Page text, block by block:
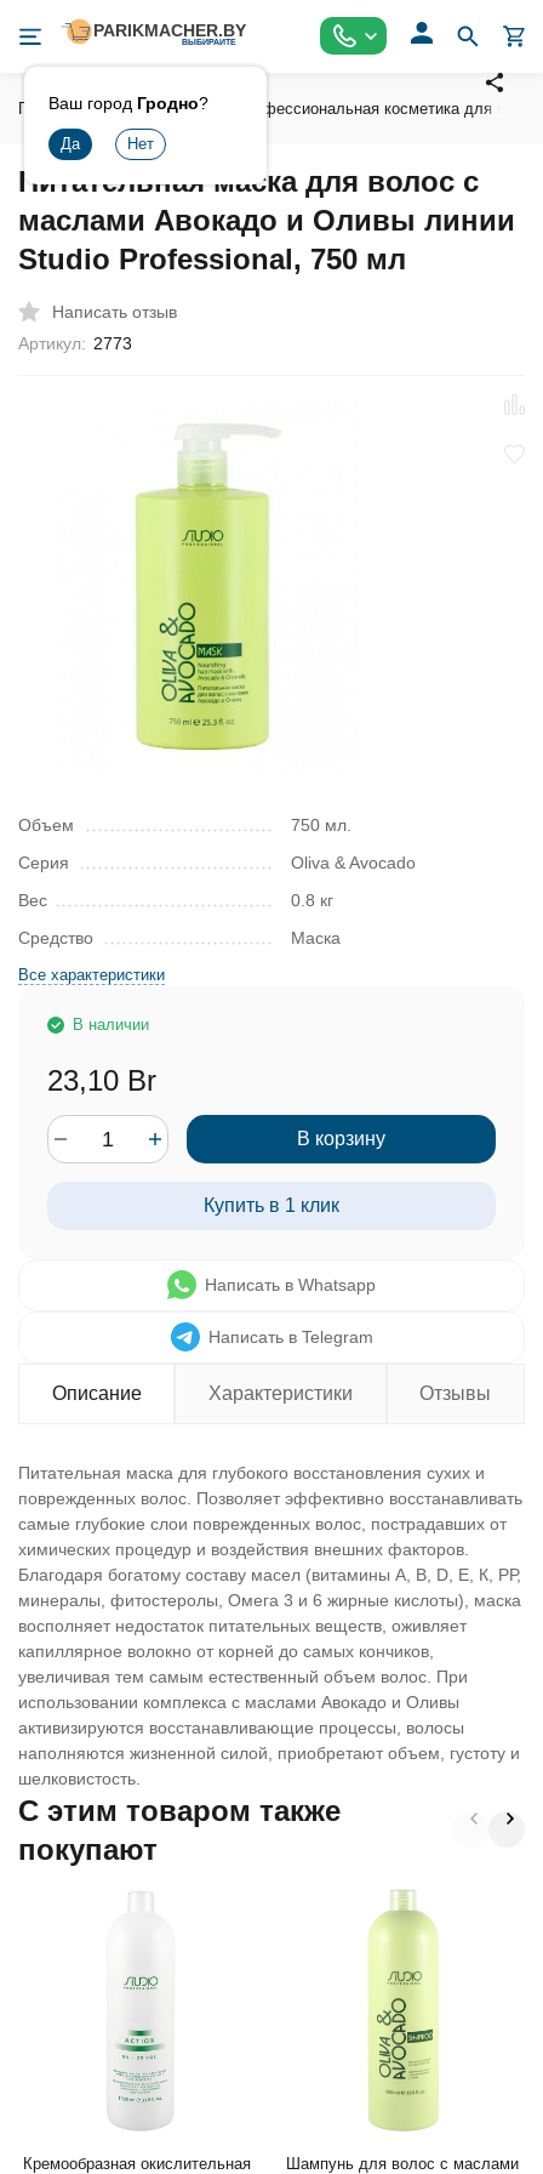
Ваш город Гродно?
Главная Косметика Профессиональная косметика для волос
Питательная маска для волос с
маслами Авокадо и Оливы линии
Studio Professional, 750 мл
Написать отзыв
Артикул: 2773
Объем
750 мл.
Серия
Oliva & Avocado
Вес
0.8 кг
Средство
Маска
Все характеристики
В наличии
23,10 Br
В корзину
Купить в 1 клик
Написать в Whatsapp
Написать в Telegram
Описание Характеристики Отзывы
Питательная маска для глубокого восстановления сухих и
поврежденных волос. Позволяет эффективно восстанавливать
самые глубокие слои поврежденных волос, пострадавших от
химических процедур и воздействия внешних факторов.
Благодаря богатому составу масел (витамины А, В, D, Е, К, РР,
минералы, фитостеролы, Омега 3 и 6 жирные кислоты), маска
восполняет недостаток питательных веществ, оживляет
капиллярное волокно от корней до самых кончиков,
увеличивая тем самым естественный объем волос. При
использовании комплекса с маслами Авокадо и Оливы
активизируются восстанавливающие процессы, волосы
наполняются жизненной силой, приобретают объем, густоту и
шелковистость.
C этим товаром также
покупают
Кремообразная окислительная
Шампунь для волос с маслами